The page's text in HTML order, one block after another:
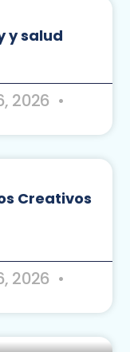
y salud
2026
Creativos
2026